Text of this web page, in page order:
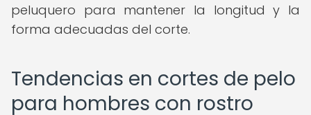
peluquero para mantener la longitud y la
forma adecuadas del corte.
Tendencias en cortes de pelo
para hombres con rostro